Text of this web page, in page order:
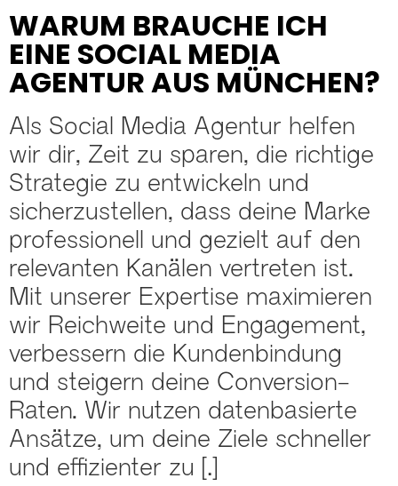
WARUM BRAUCHE ICH
EINE SOCIAL MEDIA
AGENTUR AUS MÜNCHEN?
Als Social Media Agentur helfen
wir dir, Zeit zu sparen, die richtige
Strategie zu entwickeln und
sicherzustellen, dass deine Marke
professionell und gezielt auf den
relevanten Kanälen vertreten ist.
Mit unserer Expertise maximieren
wir Reichweite und Engagement,
verbessern die Kundenbindung
und steigern deine Conversion-
Raten. Wir nutzen datenbasierte
Ansätze, um deine Ziele schneller
und effizienter zu […]